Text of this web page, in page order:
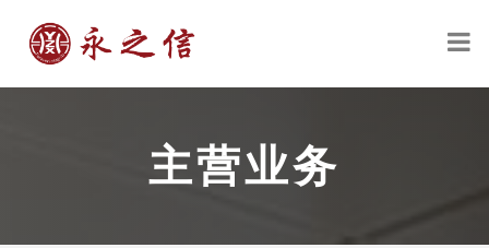
主营业务